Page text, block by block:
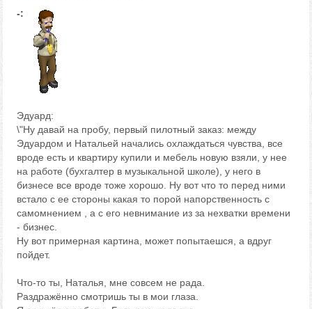
-:
Эдуард:
\"Ну давай на пробу, первый пилотный заказ: между
Эдуардом и Натальей начались охлаждаться чувства, все
вроде есть и квартиру купили и мебель новую взяли, у нее
на работе (бухгалтер в музыкальной школе), у него в
бизнесе все вроде тоже хорошо. Ну вот что то перед ними
встало с ее стороны какая то порой напорственность с
самомнением , а с его невнимание из за нехватки времени
- бизнес.
Ну вот примерная картина, может попытаешся, а вдруг
пойдет.
Что-то ты, Наталья, мне совсем не рада.
Раздражённо смотришь ты в мои глаза.